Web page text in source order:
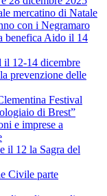
mercatino di Natale
con i Negramaro
Aido il 14
12-14 dicembre
prevenzione delle
Festival
di Brest”
e imprese a
12 la Sagra del
Civile parte